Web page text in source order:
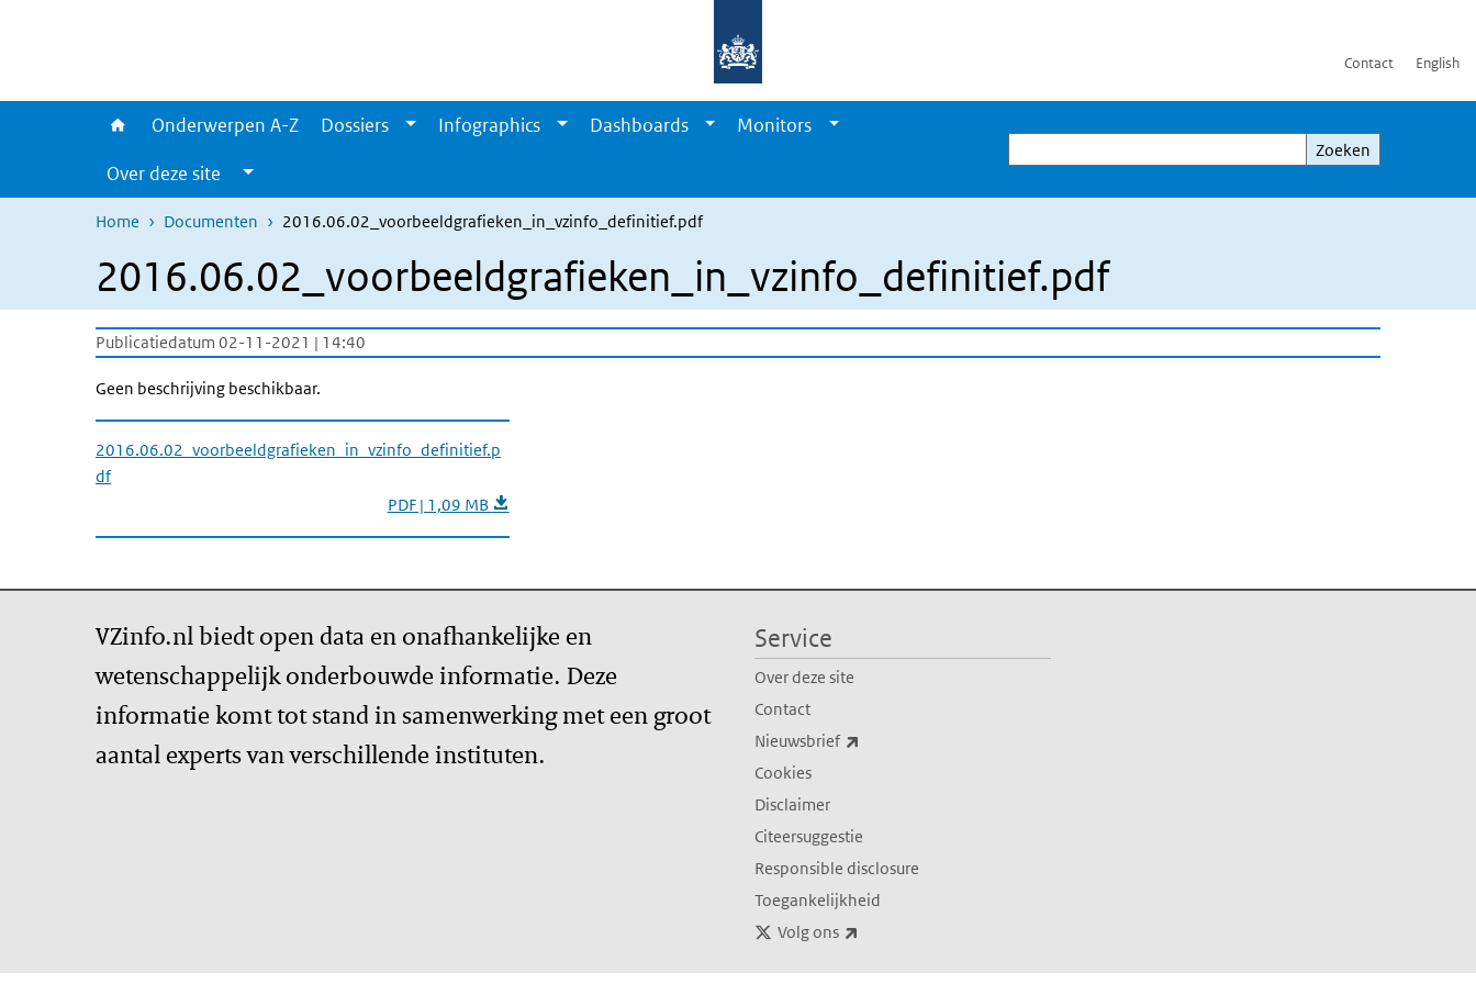
Contact English
Onderwerpen A-Z Dossiers Infographics Dashboards
Monitors
Over deze site
Zoeken
Zoeken
Home Documenten 2016.06.02_voorbeeldgrafieken_in_vzinfo_definitief.pdf
2016.06.02_voorbeeldgrafieken_in_vzinfo_definitief.pdf
Publicatiedatum 02-11-2021 | 14:40
Geen beschrijving beschikbaar.
2016.06.02_voorbeeldgrafieken_in_vzinfo_definitief.p
df
PDF | 1,09 MB
VZinfo.nl biedt open data en onafhankelijke en
wetenschappelijk onderbouwde informatie. Deze
informatie komt tot stand in samenwerking met een groot
aantal experts van verschillende instituten.
Service
Over deze site
Contact
Nieuwsbrief
Cookies
Disclaimer
Citeersuggestie
Responsible disclosure
Toegankelijkheid
Volg ons